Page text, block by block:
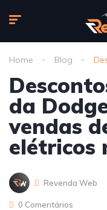
Home Blog
da
vendas
elétricos
Revenda Web
0 Comentários